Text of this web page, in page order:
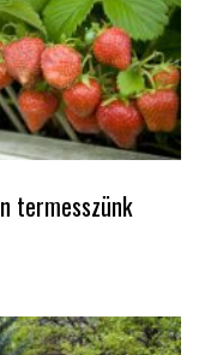
termesszünk